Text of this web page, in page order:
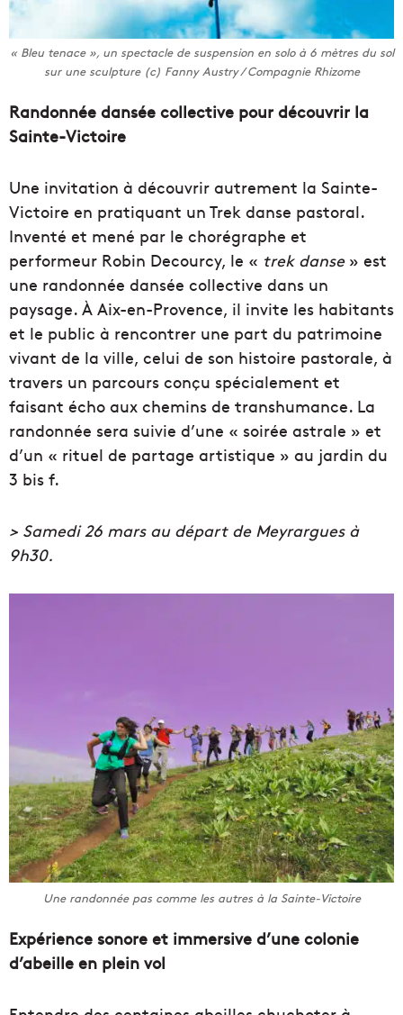
« Bleu tenace », un spectacle de suspension en solo à 6 mètres du sol
sur une sculpture (c) Fanny Austry / Compagnie Rhizome
Randonnée dansée collective pour découvrir la
Sainte-Victoire
Une invitation à découvrir autrement la Sainte-
Victoire en pratiquant un Trek danse pastoral.
Inventé et mené par le chorégraphe et
performeur Robin Decourcy, le « trek danse» est
une randonnée dansée collective dans un
paysage. À Aix-en-Provence, il invite les habitants
et le public à rencontrer une part du patrimoine
vivant de la ville, celui de son histoire pastorale, à
travers un parcours conçu spécialement et
faisant écho aux chemins de transhumance. La
randonnée sera suivie d’une « soirée astrale » et
d’un « rituel de partage artistique » au jardin du
3 bis f.
> Samedi 26 mars au départ de Meyrargues à
9h30.
Une randonnée pas comme les autres à la Sainte-Victoire
Expérience sonore et immersive d’une colonie
d’abeille en plein vol